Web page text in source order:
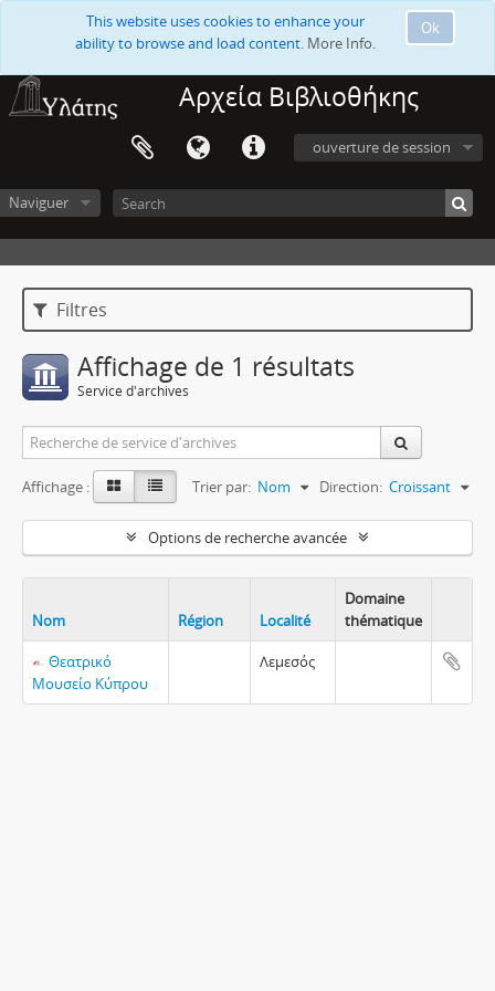
Ok
This website uses cookies to enhance your
ability to browse and load content. More Info.
Αρχεία Βιβλιοθήκης
ouverture de session
Naviguer
Filtres
Affichage de 1 résultats
Service d'archives
Affichage : Trier par: Nom Direction: Croissant
Options de recherche avancée
Nom Région Localité
Domaine
thématique
Θεατρικό
Μουσείο Κύπρου
Λεμεσός